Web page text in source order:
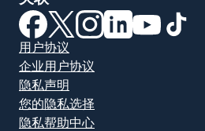
（在新窗口中打开）
（在新窗口中打开）
（在新窗口中打开
（在新窗口
（在新
用户协议
企业用户协议
隐私声明
您的隐私选择
隐私帮助中心